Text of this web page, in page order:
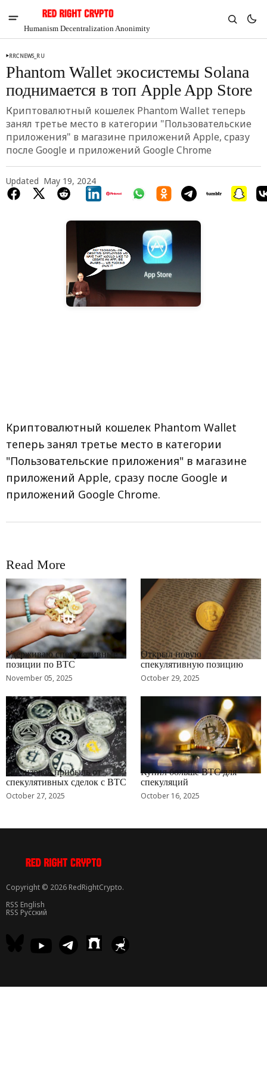
Humanism Decentralization Anonimity
$1.39
RRCNEWS_RU
Phantom Wallet экосистемы Solana
поднимается в топ Apple App Store
Криптовалютный кошелек Phantom Wallet теперь
занял третье место в категории "Пользовательские
приложения" в магазине приложений Apple, сразу
после Google и приложений Google Chrome
Updated May 19, 2024
Криптовалютный кошелек Phantom Wallet
теперь занял третье место в категории
"Пользовательские приложения" в магазине
приложений Apple, сразу после Google и
приложений Google Chrome.
Read More
RRCNEWS_RU
Удерживаю спекулятивные
позиции по BTC
November 05, 2025
RRCNEWS_RU
Открыл новую
спекулятивную позицию
October 29, 2025
RRCNEWS_RU
Реализовал прибыль от
спекулятивных сделок с BTC
October 27, 2025
RRCNEWS_RU
Купил больше BTC для
спекуляций
October 16, 2025
Copyright © 2026 RedRightCrypto.
RSS English
RSS Русский